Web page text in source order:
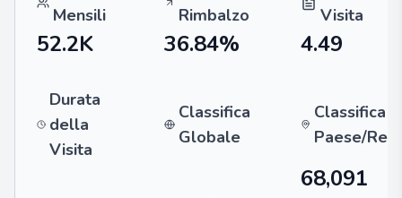
Mensili
Rimbalzo
Visita
52.2K 36.84% 4.49
Durata
della
Visita
Classifica
Globale
Classifica
Paese/
68,091